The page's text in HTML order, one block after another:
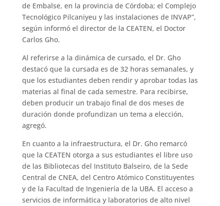
de Embalse, en la provincia de Córdoba; el Complejo
Tecnológico Pilcaniyeu y las instalaciones de INVAP”,
según informó el director de la CEATEN, el Doctor
Carlos Gho.
Al referirse a la dinámica de cursado, el Dr. Gho
destacó que la cursada es de 32 horas semanales, y
que los estudiantes deben rendir y aprobar todas las
materias al final de cada semestre. Para recibirse,
deben producir un trabajo final de dos meses de
duración donde profundizan un tema a elección,
agregó.
En cuanto a la infraestructura, el Dr. Gho remarcó
que la CEATEN otorga a sus estudiantes el libre uso
de las Bibliotecas del Instituto Balseiro, de la Sede
Central de CNEA, del Centro Atómico Constituyentes
y de la Facultad de Ingeniería de la UBA. El acceso a
servicios de informática y laboratorios de alto nivel